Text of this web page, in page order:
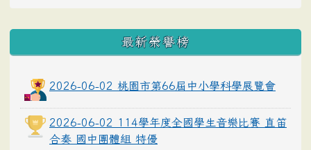
最新榮譽榜
2026-06-02 桃園市第66屆中小學科學展覽會
2026-06-02 114學年度全國學生音樂比賽 直笛
合奏 國中團體組 特優